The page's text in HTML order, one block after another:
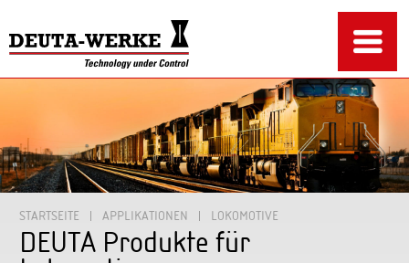
STARTSEITE APPLIKATIONEN LOKOMOTIVE
DEUTA Produkte für